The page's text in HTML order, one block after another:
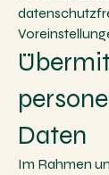
Daten
Im Rahmen